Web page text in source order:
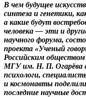
В чем будущее
синтеза и генетики,
а какие будут
человека — эти и
научного форума,
проекта «Ученый
Российским
МГУ им. Н. П. Огарёва
психологи,
и космонавты
последние научные